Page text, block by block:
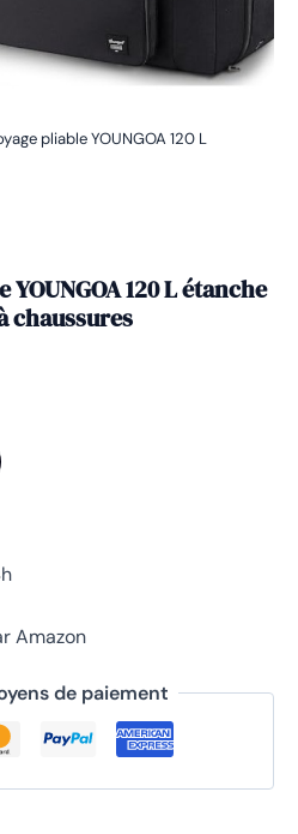
pliable YOUNGOA 120 L
120 L étanche
chaussures
Amazon
de paiement